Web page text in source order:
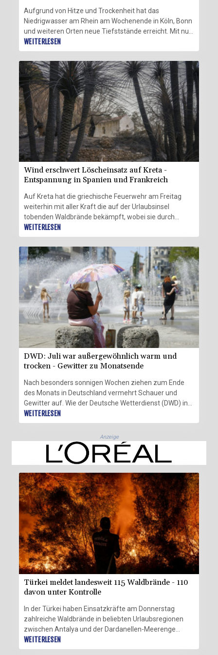
Aufgrund von Hitze und Trockenheit hat das
Niedrigwasser am Rhein am Wochenende in Köln, Bonn
und weiteren Orten neue Tiefststände erreicht. Mit nur
noch 21 Zentimetern wurde Sonntagmittag
beispielsweise in Düsseldorf laut den Pegelwerten der
Wasserstraßen- und Schifffahrtsverwaltung des
Bundes der bisherige Rekordwert aus dem Jahr 2018
um zwei Zentimeter unterschritten. Auch in Duisburg,
Wesel und andernorts fielen die Rheinpegel am
Sonntag unter die bisher niedrigsten bekannten
Wasserstände.
WEITERLESEN
Wind erschwert Löscheinsatz auf Kreta -
Entspannung in Spanien und Frankreich
Auf Kreta hat die griechische Feuerwehr am Freitag
weiterhin mit aller Kraft die auf der Urlaubsinsel
tobenden Waldbrände bekämpft, wobei sie durch
starken Wind behindert wurde. Die Behörden in
Bordeaux erklärten derweil, die Lage hätte sich
aufgrund günstiger Wetterbedingungen in der Nacht
"stabilisiert". Spanien hatte den wegen der Brände
verhängten nationalen Notstand am Donnerstag
beendet. Auch die Türkei meldete Fortschritte und
erklärte, es sei nur noch ein Feuer außer Kontrolle.
WEITERLESEN
DWD: Juli war außergewöhnlich warm und
trocken - Gewitter zu Monatsende
Nach besonders sonnigen Wochen ziehen zum Ende
des Monats in Deutschland vermehrt Schauer und
Gewitter auf. Wie der Deutsche Wetterdienst (DWD) in
Offenbach am Donnerstag erklärte, fiel der Juli
vorläufigen Messergebnissen zufolge ungewöhnlich
warm und trocken aus. Die mittlere Temperatur lag
dabei 2,8 Grad Celsius über dem international
verwendeten Vergleichszeitraum von 1961 bis 1990.
Für Donnerstag wurde mit örtlich 40 Grad das
Monatsmaximum erwartet.
WEITERLESEN
Anzeige
Türkei meldet landesweit 115 Waldbrände - 110
davon unter Kontrolle
In der Türkei haben Einsatzkräfte am Donnerstag
zahlreiche Waldbrände in beliebten Urlaubsregionen
zwischen Antalya und der Dardanellen-Meerenge
bekämpft. Landesweit gebe es mindestens 115 aktive
Brände, doch 110 davon seien vollständig unter
WEITERLESEN